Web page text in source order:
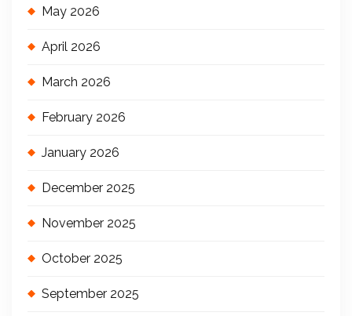
May 2026
April 2026
March 2026
February 2026
January 2026
December 2025
November 2025
October 2025
September 2025